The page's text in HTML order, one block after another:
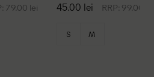
79.00 lei 45.00 lei RRP: 99.00 lei
S M